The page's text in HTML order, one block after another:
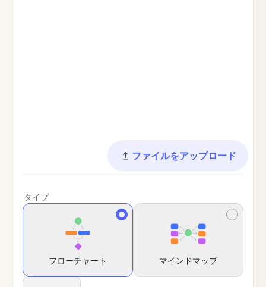
ファイルをアップロード
タイプ
フローチャート マインドマップ